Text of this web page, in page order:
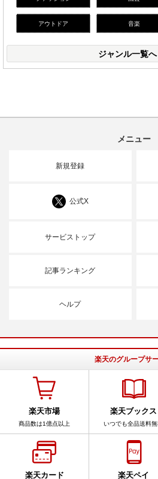
アウトドア 音楽
ジャンル一覧へ
メニュー
新規登録
公式X
サービストップ
記事ランキング
ヘルプ
楽天のグループサ
楽天市場
商品数は1億点以上
楽天ブックス
いつでも全品送料
楽天カード 楽天ペイ